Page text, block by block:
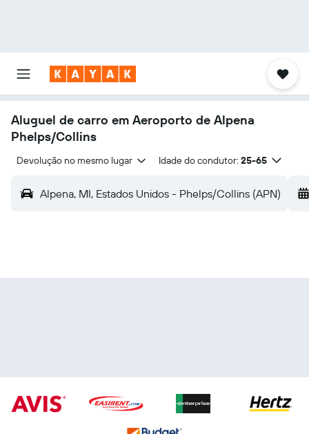
Aluguel de carro em Aeroporto de Alpena
Phelps/Collins
Devolução no mesmo lugar Idade do condutor: 25-65
Alpena, MI, Estados Unidos - Phelps/Collins (APN)